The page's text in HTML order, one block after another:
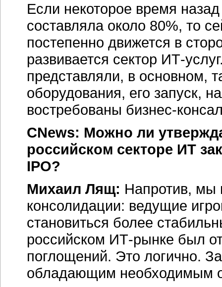
Если некоторое время
составляла около 80%, то
постепенно движется в
развивается сектор ИТ-
представляли, в основном,
оборудования, его запуск,
востребованы бизнес-
CNews: Можно ли
российском секторе ИТ
IPO?
Михаил Лящ: Напротив, мы
консолидации: ведущие
становиться более
российском ИТ-рынке был
поглощений. Это логично.
обладающим необходимым